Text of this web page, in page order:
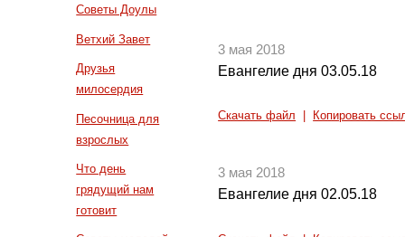
Советы Доулы
Ветхий Завет
Друзья
милосердия
Песочница для
взрослых
Что день
грядущий нам
готовит
3 мая 2018
Евангелие дня 03.05.18
Скачать файл Копировать
3 мая 2018
Евангелие дня 02.05.18